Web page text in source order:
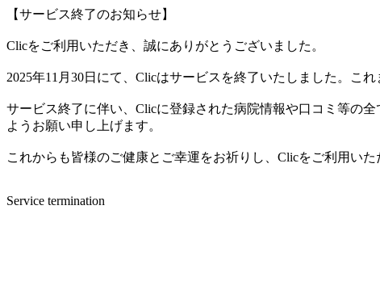
【サービス終了のお知らせ】
Clicをご利用いただき、誠にありがとうございました。
2025年11月30日にて、Clicはサービスを終了いたしました。こ
サービス終了に伴い、Clicに登録された病院情報や口コミ等の
ようお願い申し上げます。
これからも皆様のご健康とご幸運をお祈りし、Clicをご利用い
Service termination